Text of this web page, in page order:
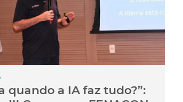
quando a IA faz tudo?”: